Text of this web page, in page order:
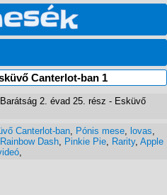
Canterlot-ban 1
2. évad 25. rész - Esküvő
Canterlot-ban, Pónis mese, lovas,
Rainbow Dash, Pinkie Pie, Rarity, Apple
,